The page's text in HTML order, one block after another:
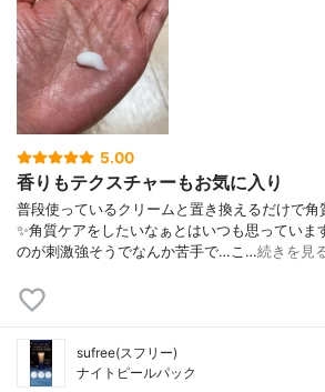
5.00
香りもテクスチャーもお気に入り
普段使っているクリームと置き換えるだけで角
✨角質ケアをしたいなぁとはいつも思っていま
のが刺激強そうでなんか苦手で…こ…続きを見
sufree(スフリー)
ナイトピールパック